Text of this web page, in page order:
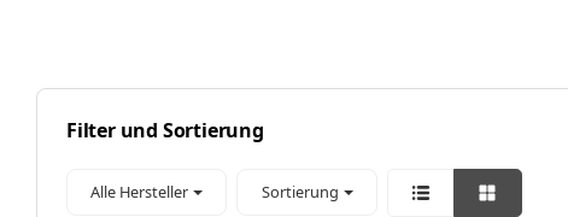
Filter und Sortierung
Alle Hersteller Sortierung